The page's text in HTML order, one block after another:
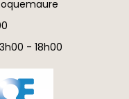
- 18h00